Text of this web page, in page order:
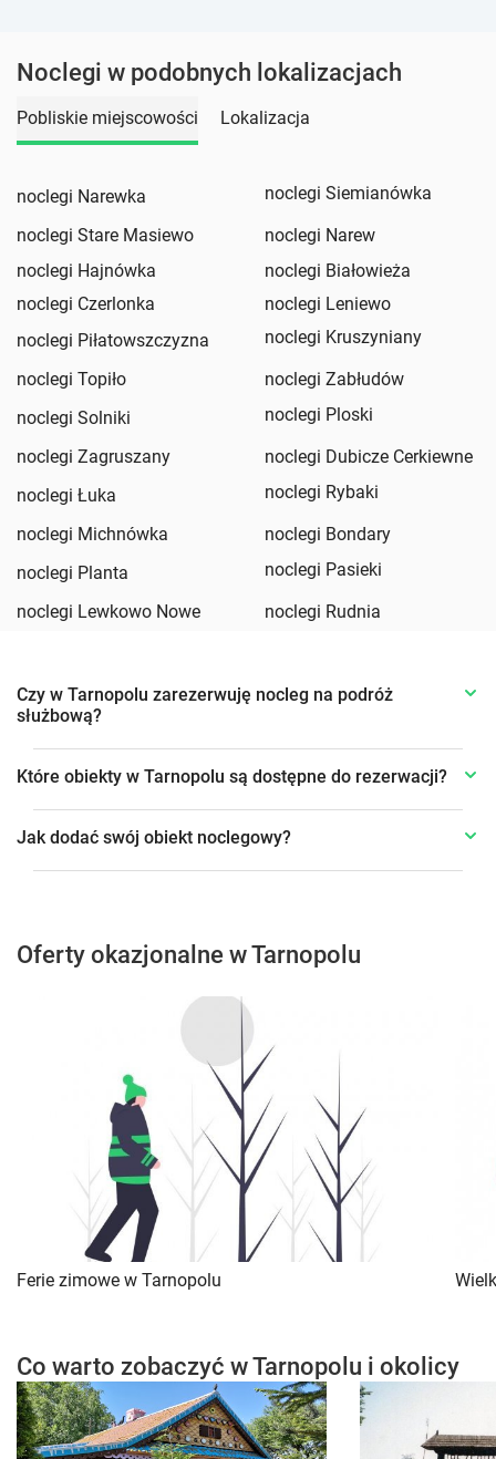
Noclegi w podobnych lokalizacjach
Pobliskie miejscowości Lokalizacja
noclegi Narewka
noclegi Siemianówka
noclegi Stare Masiewo
noclegi Narew
noclegi Hajnówka
noclegi Białowieża
noclegi Czerlonka
noclegi Leniewo
noclegi Piłatowszczyzna
noclegi Kruszyniany
noclegi Topiło
noclegi Zabłudów
noclegi Solniki
noclegi Ploski
noclegi Zagruszany
noclegi Dubicze Cerkiewne
noclegi Łuka
noclegi Rybaki
noclegi Michnówka
noclegi Bondary
noclegi Planta
noclegi Pasieki
noclegi Lewkowo Nowe
noclegi Rudnia
Czy w Tarnopolu zarezerwuję nocleg na podróż
służbową?
Które obiekty w Tarnopolu są dostępne do rezerwacji?
Jak dodać swój obiekt noclegowy?
Oferty okazjonalne w Tarnopolu
Ferie zimowe w Tarnopolu
Co warto zobaczyć w Tarnopolu i okolicy